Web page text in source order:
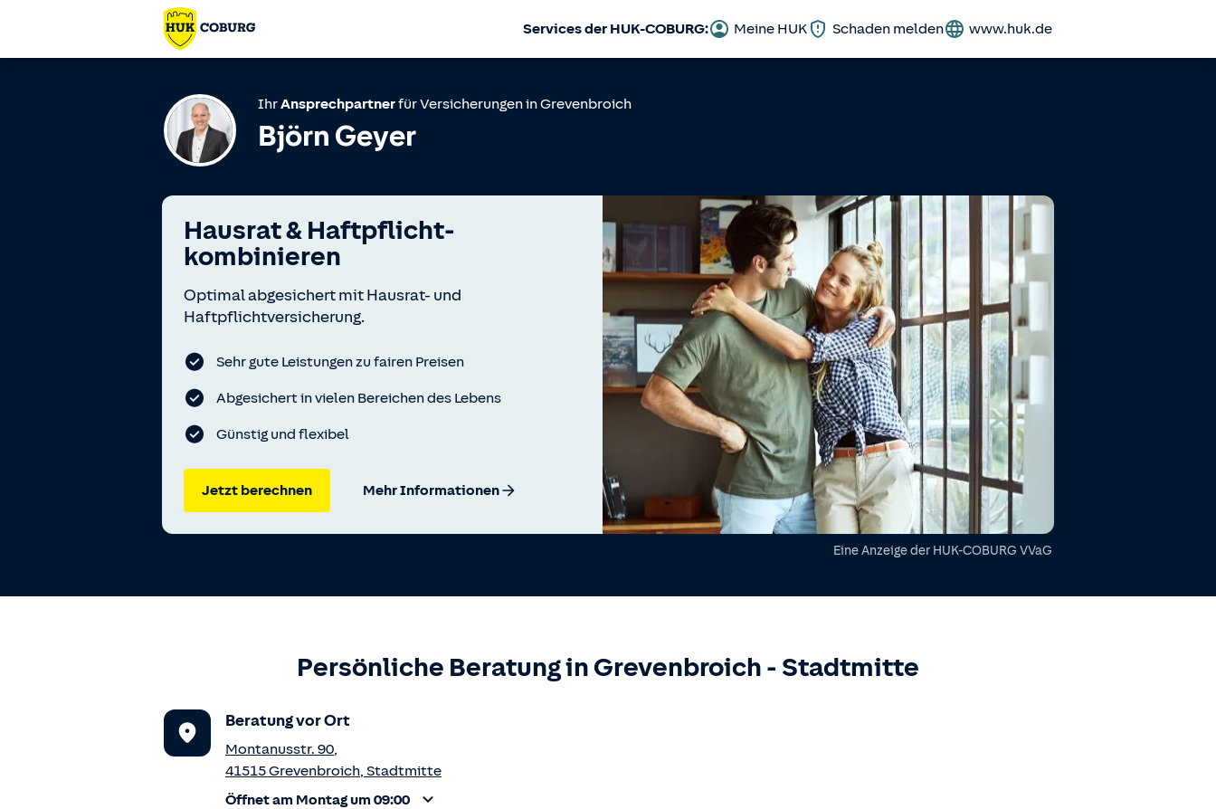
Services der HUK-COBURG: Meine HUK Schaden melden www.huk.de
IhrAnsprechpartnerfür Versicherungen inGrevenbroich
Björn Geyer
Hausrat & Haft­pflicht­
kombinieren
Optimal abgesichert mit Hausrat- und
Haftpflichtversicherung.
Sehr gute Leistungen zu fairen Preisen
Abgesichert in vielen Bereichen des Lebens
Günstig und flexibel
Jetzt berechnen Mehr Informationen
Eine Anzeige der HUK-COBURG VVaG
Persönliche Beratung in Grevenbroich - Stadtmitte
Beratung vor Ort
Montanusstr. 90,
41515Grevenbroich, Stadtmitte
Öffnet am Montag um 09:00